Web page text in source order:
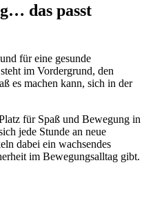
das passt
für eine gesunde
im Vordergrund, den
es machen kann, sich in der
für Spaß und Bewegung in
jede Stunde an neue
dabei ein wachsendes
im Bewegungsalltag gibt.